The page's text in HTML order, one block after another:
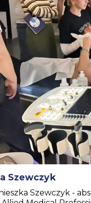
Szewczyk
Szewczyk -